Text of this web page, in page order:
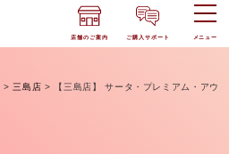
店舗のご案内 ご購入サポート メニュー
> 三島店 >
【三島店】 サータ・プレミアム・アウ